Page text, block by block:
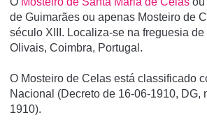
de Guimarães ou apenas Mosteiro de
século XIII. Localiza-se na freguesia
Olivais, Coimbra, Portugal.
O Mosteiro de Celas está classificado
Nacional (Decreto de 16-06-1910, DG,
1910).